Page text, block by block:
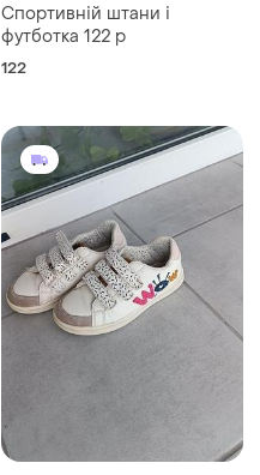
Спортивній штани і
футботка 122 р
122